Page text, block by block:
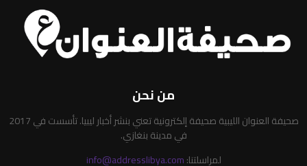
من نحن
صحيفة العنوان الليبية صحيفة إلكترونية تعني بنشر أخبار ليبيا. تأسست في 2017
في مدينة بنغازي.
لمراسلتنا:info@addresslibya.com